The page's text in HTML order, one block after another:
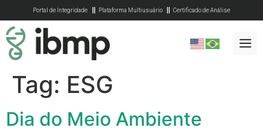
Portal de Integridade Plataforma Multiusuário Certificado de Análise
Tag: ESG
Dia do Meio Ambiente